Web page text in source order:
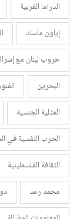
الدراما الغربية
إياون ماسك
حروب لبنان مع
البحرين
المثلية الجنسية
الحرب النفسية في
الثقافة الفلسطينية
محمد رعد